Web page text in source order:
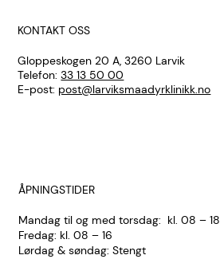
KONTAKT OSS
Gloppeskogen 20 A, 3260 Larvik
Telefon:33 13 50 00
E-post: post@larviksmaadyrklinikk.no
ÅPNINGSTIDER
Mandag til og med torsdag: kl. 08 – 18
Fredag: kl. 08 – 16
Lørdag & søndag: Stengt